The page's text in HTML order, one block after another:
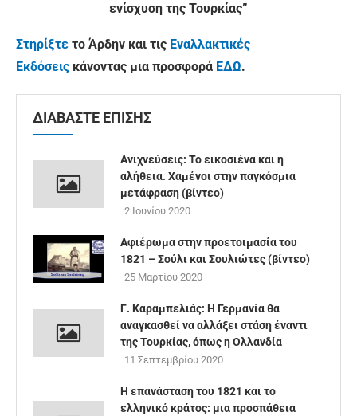
ενίσχυση της Τουρκίας”
Στηρίξτε το Άρδην και τις Εναλλακτικές
Εκδόσεις κάνοντας μια προσφορά ΕΔΩ.
ΔΙΑΒΑΣΤΕ ΕΠΙΣΗΣ
Ανιχνεύσεις: Το εικοσιένα και η
αλήθεια. Χαμένοι στην παγκόσμια
μετάφραση (βίντεο)
2 Ιουνίου 2020
Αφιέρωμα στην προετοιμασία του
1821 – Σούλι και Σουλιώτες (βίντεο)
25 Μαρτίου 2020
Γ. Καραμπελιάς: Η Γερμανία θα
αναγκασθεί να αλλάξει στάση έναντι
της Τουρκίας, όπως η Ολλανδία
11 Σεπτεμβρίου 2020
Η επανάσταση του 1821 και το
ελληνικό κράτος: μια προσπάθεια